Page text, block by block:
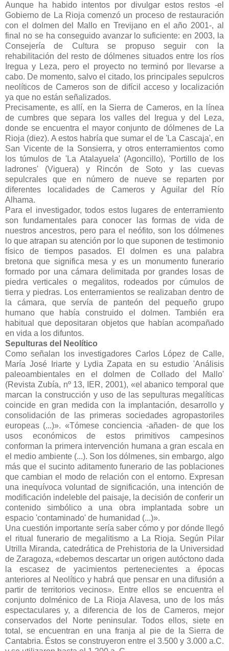
Aunque ha habido intentos por divulgar estos restos -el
Gobierno de La Rioja comenzó un proceso de restauración
con el dolmen del Mallo en Trevijano en el año 2001-, al
final no se ha conseguido avanzar lo suficiente: en 2003, la
Consejería de Cultura se propuso seguir con la
rehabilitación del resto de dólmenes situados entre los ríos
Iregua y Leza, pero el proyecto no terminó por llevarse a
cabo. De momento, salvo el citado, los principales sepulcros
neolíticos de Cameros son de difícil acceso y localización
ya que no están señalizados.
Precisamente, es allí, en la Sierra de Cameros, en la línea
de cumbres que separa los valles del Iregua y del Leza,
donde se encuentra el mayor conjunto de dólmenes de La
Rioja (diez). A estos habría que sumar el de 'La Cascaja', en
San Vicente de la Sonsierra, y otros enterramientos como
los túmulos de 'La Atalayuela' (Agoncillo), 'Portillo de los
ladrones' (Viguera) y Rincón de Soto y las cuevas
sepulcrales que en número de nueve se reparten por
diferentes localidades de Cameros y Aguilar del Río
Alhama.
Para el investigador, todos estos lugares de enterramiento
son fundamentales para conocer las formas de vida de
nuestros ancestros, pero para el neófito, son los dólmenes
lo que atrapan su atención por lo que suponen de testimonio
físico de tiempos pasados. El dolmen es una palabra
bretona que significa mesa y es un monumento funerario
formado por una cámara delimitada por grandes losas de
piedra verticales o megalitos, rodeados por cúmulos de
tierra y piedras. Los enterramientos se realizaban dentro de
la cámara, que servía de panteón del pequeño grupo
humano que había construido el dolmen. También era
habitual que depositaran objetos que habían acompañado
en vida a los difuntos.
Sepulturas del Neolítico
Como señalan los investigadores Carlos López de Calle,
María José Iriarte y Lydia Zapata en su estudio 'Análisis
paleoambientales en el dolmen de Collado del Mallo'
(Revista Zubía, nº 13, IER, 2001), «el abanico temporal que
marcan la construcción y uso de las sepulturas megalíticas
coincide en gran medida con la implantación, desarrollo y
consolidación de las primeras sociedades agropastoriles
europeas (...)». «Tómese conciencia -añaden- de que los
usos económicos de estos primitivos campesinos
conforman la primera intervención humana a gran escala en
el medio ambiente (...). Son los dólmenes, sin embargo, algo
más que el sucinto aditamento funerario de las poblaciones
que cambian el modo de relación con el entorno. Expresan
una inequívoca voluntad de significación, una intención de
modificación indeleble del paisaje, la decisión de conferir un
contenido simbólico a una obra implantada sobre un
espacio 'contaminado' de humanidad (...)».
Una cuestión importante sería saber cómo y por dónde llegó
el ritual funerario de megalitismo a La Rioja. Según Pilar
Utrilla Miranda, catedrática de Prehistoria de la Universidad
de Zaragoza, «debemos descartar un origen autóctono dada
la escasez de yacimientos pertenecientes a épocas
anteriores al Neolítico y habrá que pensar en una difusión a
partir de territorios vecinos». Entre ellos se encuentra el
conjunto dolménico de La Rioja Alavesa, uno de los más
espectaculares y, a diferencia de los de Cameros, mejor
conservados del Norte peninsular. Todos ellos, siete en
total, se encuentran en una franja al pie de la Sierra de
Cantabria. Éstos se construyeron entre el 3.500 y 3.000 a.C.